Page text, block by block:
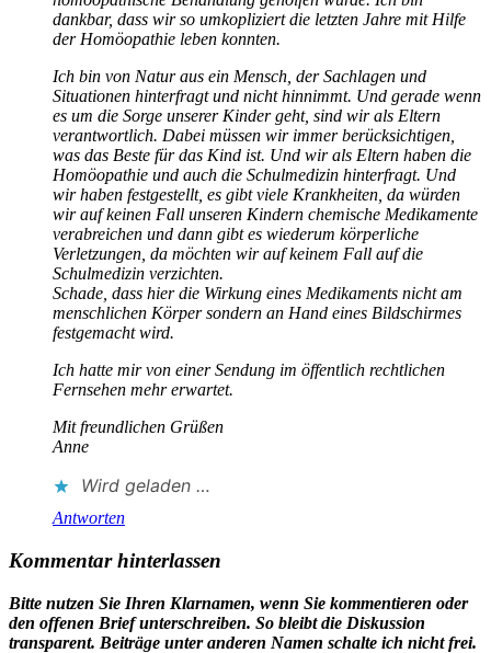
dankbar, dass wir so umkopliziert die letzten Jahre mit Hilfe
der Homöopathie leben konnten.
Ich bin von Natur aus ein Mensch, der Sachlagen und
Situationen hinterfragt und nicht hinnimmt. Und gerade wenn
es um die Sorge unserer Kinder geht, sind wir als Eltern
verantwortlich. Dabei müssen wir immer berücksichtigen,
was das Beste für das Kind ist. Und wir als Eltern haben die
Homöopathie und auch die Schulmedizin hinterfragt. Und
wir haben festgestellt, es gibt viele Krankheiten, da würden
wir auf keinen Fall unseren Kindern chemische Medikamente
verabreichen und dann gibt es wiederum körperliche
Verletzungen, da möchten wir auf keinem Fall auf die
Schulmedizin verzichten.
Schade, dass hier die Wirkung eines Medikaments nicht am
menschlichen Körper sondern an Hand eines Bildschirmes
festgemacht wird.
Ich hatte mir von einer Sendung im öffentlich rechtlichen
Fernsehen mehr erwartet.
Mit freundlichen Grüßen
Anne
Wird geladen …
Antworten
Kommentar hinterlassen
Bitte nutzen Sie Ihren Klarnamen, wenn Sie kommentieren oder
den offenen Brief unterschreiben. So bleibt die Diskussion
transparent. Beiträge unter anderen Namen schalte ich nicht frei.